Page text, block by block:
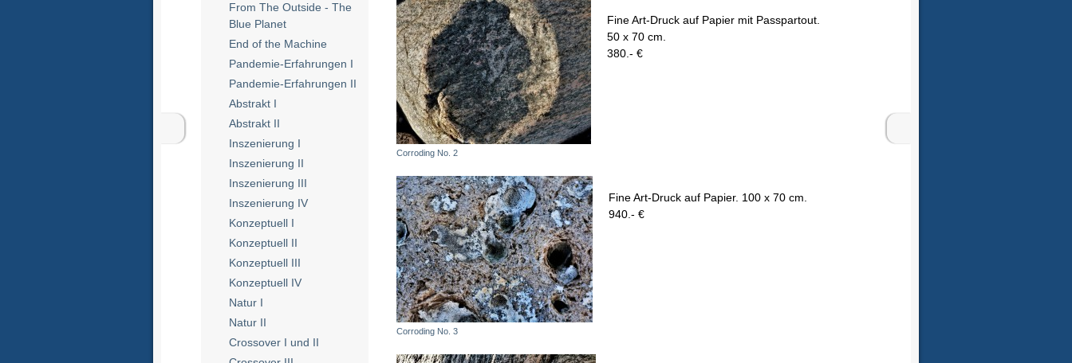
From The Outside - The
Blue Planet
End of the Machine
Pandemie-Erfahrungen I
Pandemie-Erfahrungen II
Abstrakt I
Abstrakt II
Inszenierung I
Inszenierung II
Inszenierung III
Inszenierung IV
Konzeptuell I
Konzeptuell II
Konzeptuell III
Konzeptuell IV
Natur I
Natur II
Crossover I und II
Corroding No. 2
Fine Art-Druck auf Papier mit Passpartout.
50 x 70 cm.
380.- €
Corroding No. 3
Fine Art-Druck auf Papier. 100 x 70 cm.
940.- €